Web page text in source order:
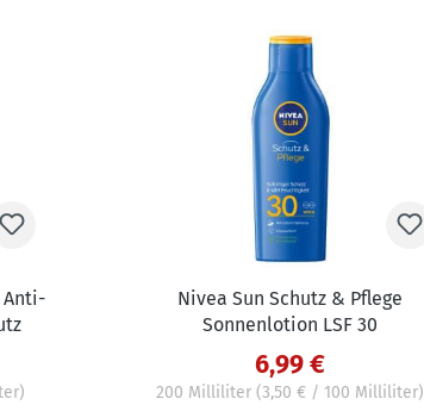
Anti-
Nivea Sun Schutz & Pflege
Sonnenlotion LSF 30
200 Milliliter(3,50 € / 100 Milliliter)
6,99 €